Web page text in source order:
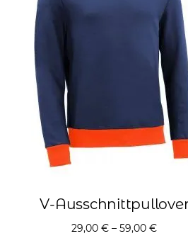
V-
29,00€ –59,00€